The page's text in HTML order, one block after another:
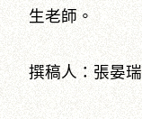
生老師。
撰稿人：張晏瑞